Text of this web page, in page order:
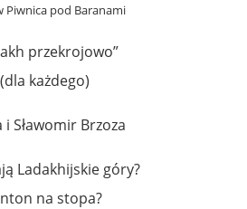
Piwnica pod Baranami
przekrojowo”
(dla każdego)
i Sławomir Brzoza
Ladakhijskie góry?
na stopa?